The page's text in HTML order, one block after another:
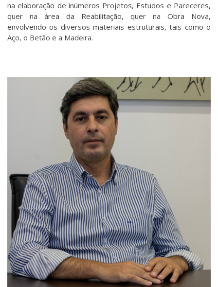
na elaboração de inúmeros Projetos, Estudos e Pareceres,
quer na área da Reabilitação, quer na Obra Nova,
envolvendo os diversos materiais estruturais, tais como o
Aço, o Betão e a Madeira.